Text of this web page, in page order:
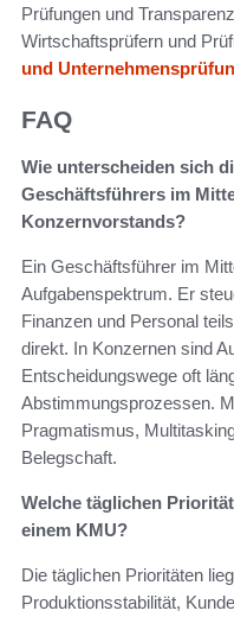
Prüfungen und
Wirtschaftsprüfern und
und
FAQ
Wie unterscheiden sich
Geschäftsführers im
Konzernvorstands?
Ein Geschäftsführer im
Aufgabenspektrum. Er
Finanzen und Personal
direkt. In Konzernen sind
Entscheidungswege oft
Abstimmungsprozessen.
Pragmatismus,
Belegschaft.
Welche täglichen
einem KMU?
Die täglichen Prioritäten
Produktionsstabilität,